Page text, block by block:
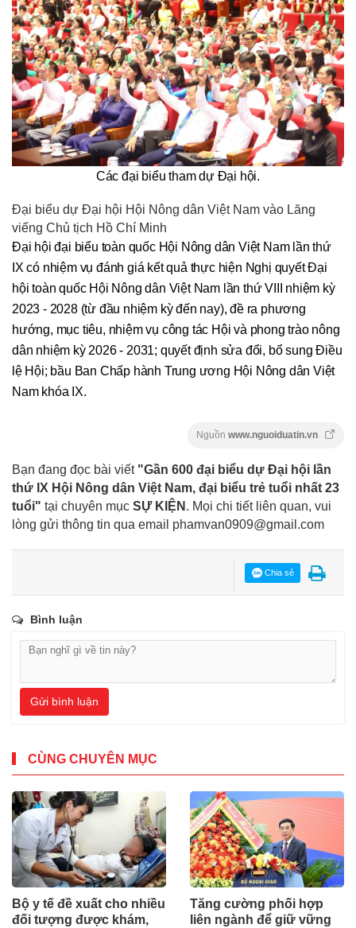
Các đại biểu tham dự Đại hội.
Đại biểu dự Đại hội Hội Nông dân Việt Nam vào Lăng
viếng Chủ tịch Hồ Chí Minh
Đại hội đại biểu toàn quốc Hội Nông dân Việt Nam lần thứ
IX có nhiệm vụ đánh giá kết quả thực hiện Nghị quyết Đại
hội toàn quốc Hội Nông dân Việt Nam lần thứ VIII nhiệm kỳ
2023 - 2028 (từ đầu nhiệm kỳ đến nay), đề ra phương
hướng, mục tiêu, nhiệm vụ công tác Hội và phong trào nông
dân nhiệm kỳ 2026 - 2031; quyết định sửa đổi, bổ sung Điều
lệ Hội; bầu Ban Chấp hành Trung ương Hội Nông dân Việt
Nam khóa IX.
Nguồn www.nguoiduatin.vn
Bạn đang đọc bài viết "Gần 600 đại biểu dự Đại hội lần
thứ IX Hội Nông dân Việt Nam, đại biểu trẻ tuổi nhất 23
tuổi" tại chuyên mục SỰ KIỆN . Mọi chi tiết liên quan, vui
lòng gửi thông tin qua email phamvan0909@gmail.com
Chia sẻ
Bình luận
Gửi bình luận
CÙNG CHUYÊN MỤC
Bộ y tế đề xuất cho nhiều
đối tượng được khám,
Tăng cường phối hợp
liên ngành để giữ vững